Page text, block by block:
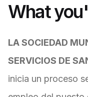
What
LA SOCIEDAD
SERVICIOS DE
inicia un proceso